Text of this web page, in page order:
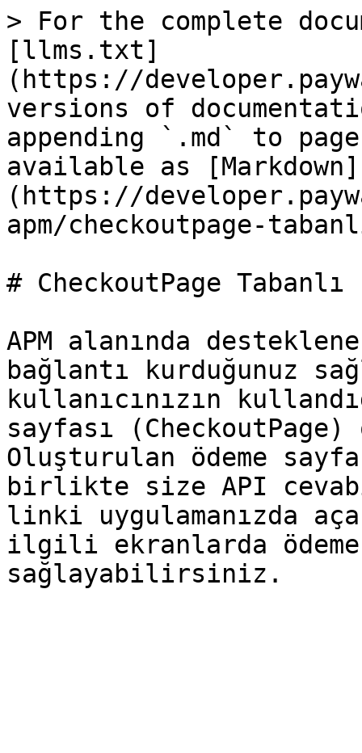
> For the complete
[llms.txt]
(https://
versions of
appending `.md` to
available as [Markdown]
(https://
apm/checkoutpage-
# CheckoutPage Tabanlı
APM alanında
bağlantı kurduğunuz
kullanıcınızın
sayfası
Oluşturulan ödeme
birlikte size API
linki uygulamanızda
ilgili ekranlarda ödeme